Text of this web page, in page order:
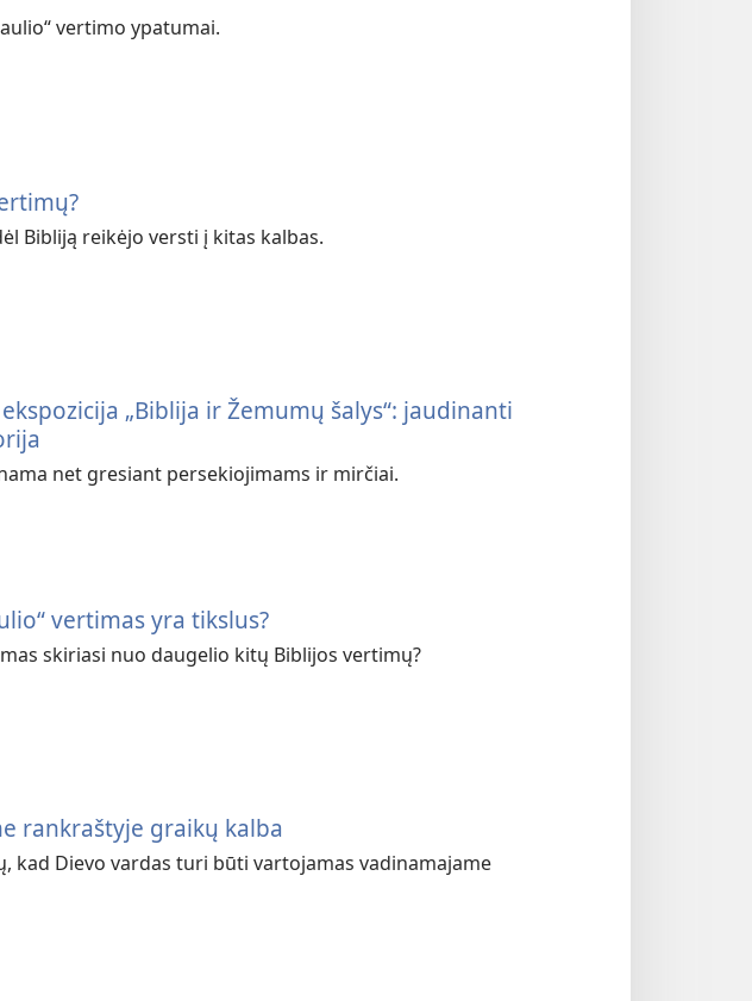
vertimo ypatumai.
Bibliją reikėjo versti į kitas kalbas.
„Biblija ir Žemumų šalys“: jaudinanti
net gresiant persekiojimams ir mirčiai.
vertimas yra tikslus?
skiriasi nuo daugelio kitų Biblijos vertimų?
rankraštyje graikų kalba
kad Dievo vardas turi būti vartojamas vadinamajame